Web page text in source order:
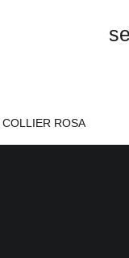
COLLIER ROSA